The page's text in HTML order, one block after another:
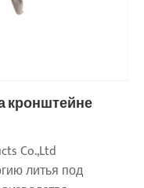
кронштейне
Co.,Ltd
литья под